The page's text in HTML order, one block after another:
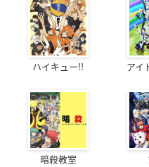
ハイキュー!! アイ
暗殺教室